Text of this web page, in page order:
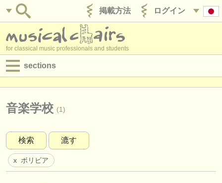
ログイン
掲載方法
for classical music professionals and students
sections
求人情報 (演奏関係の職)
求人情報 (管理者関連の職)
degree courses
音楽学校 (1)
検索 漉す
x ボリビア